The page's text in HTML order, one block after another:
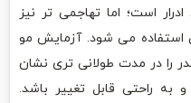
است؛ اما تهاجمی تر نیز
می شود. آزمایش مو
را در مدت طولانی تری نشان
راحتی قابل تغییر باشد.